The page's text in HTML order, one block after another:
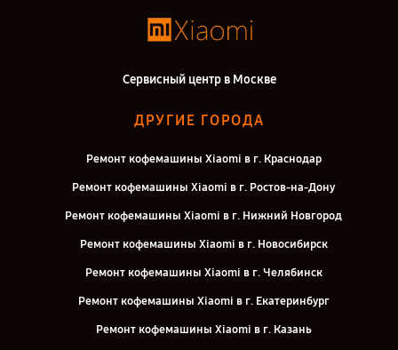
Сервисный центр в Москве
ДРУГИЕ ГОРОДА
Ремонт кофемашины Xiaomi в г. Краснодар
Ремонт кофемашины Xiaomi в г. Ростов-на-Дону
Ремонт кофемашины Xiaomi в г. Нижний Новгород
Ремонт кофемашины Xiaomi в г. Новосибирск
Ремонт кофемашины Xiaomi в г. Челябинск
Ремонт кофемашины Xiaomi в г. Екатеринбург
Ремонт кофемашины Xiaomi в г. Казань